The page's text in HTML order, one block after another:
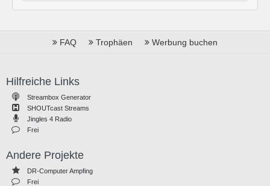
FAQ Trophäen Werbung buchen
Hilfreiche Links
Streambox Generator
SHOUTcast Streams
Jingles 4 Radio
Frei
Andere Projekte
DR-Computer Ampfing
Frei